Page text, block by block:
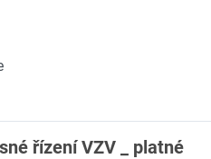
řízení VZV _ platné